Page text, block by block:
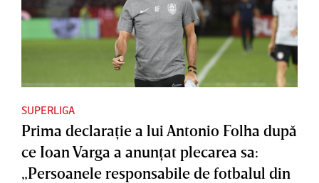
SUPERLIGA
Prima declaraţie a lui Antonio Folha după
ce Ioan Varga a anunţat plecarea sa:
„Persoanele responsabile de fotbalul din